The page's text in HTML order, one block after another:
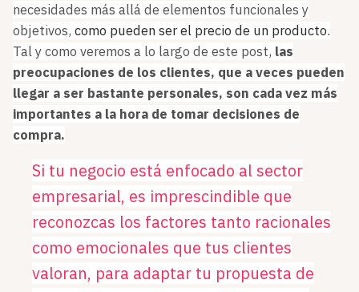
necesidades más allá de elementos funcionales y
objetivos, como pueden ser el precio de un producto.
Tal y como veremos a lo largo de este post, las
preocupaciones de los clientes, que a veces pueden
llegar a ser bastante personales, son cada vez más
importantes a la hora de tomar decisiones de
compra.
Si tu negocio está enfocado al sector
empresarial, es imprescindible que
reconozcas los factores tanto racionales
como emocionales que tus clientes
valoran, para adaptar tu propuesta de